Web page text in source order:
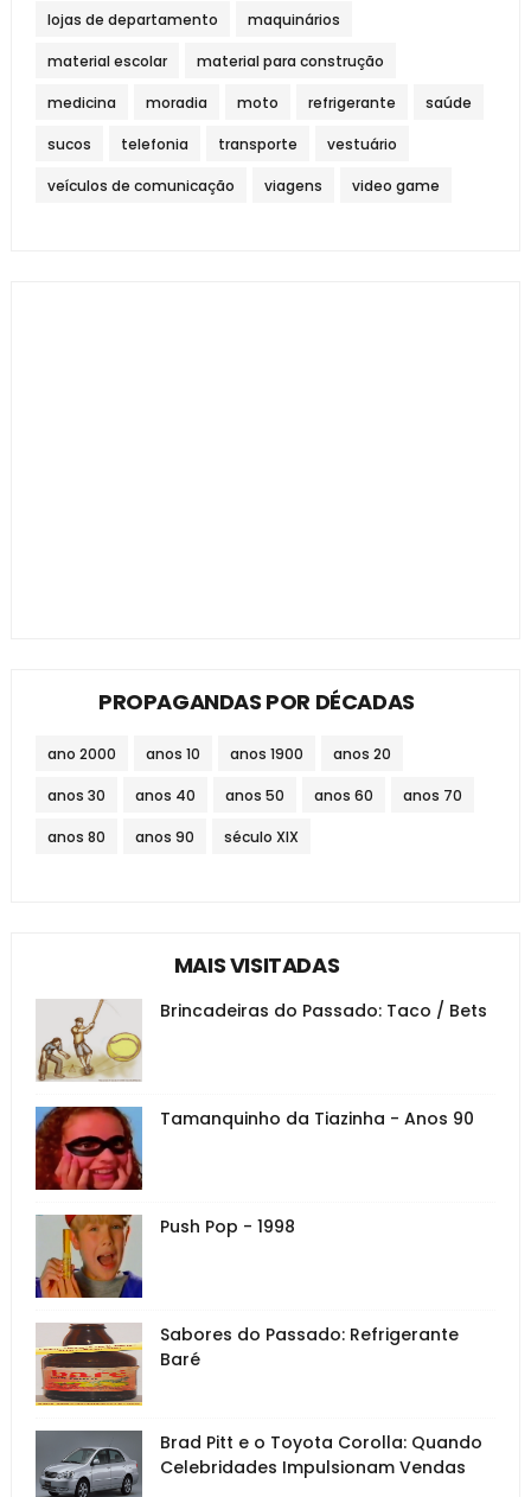
lojas de departamento maquinários
material escolar material para construção
medicina moradia moto refrigerante saúde
sucos telefonia transporte vestuário
veículos de comunicação viagens video game
PROPAGANDAS POR DÉCADAS
ano 2000 anos 10 anos 1900 anos 20
anos 30 anos 40 anos 50 anos 60 anos 70
anos 80 anos 90 século XIX
MAIS VISITADAS
Brincadeiras do Passado: Taco / Bets
Tamanquinho da Tiazinha - Anos 90
Push Pop - 1998
Sabores do Passado: Refrigerante
Baré
Brad Pitt e o Toyota Corolla: Quando
Celebridades Impulsionam Vendas